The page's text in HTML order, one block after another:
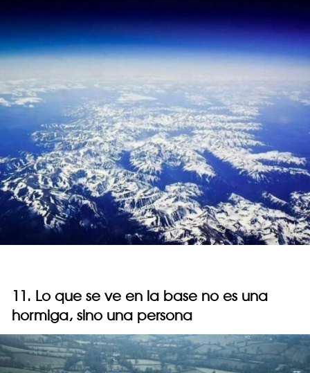
11. Lo que se ve en la base no es una
hormiga, sino una persona